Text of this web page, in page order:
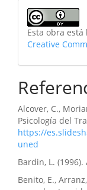
Esta obra
Creative
Alcover, C.,
Psicología del
https://
uned
Bardin, L.
Benito, E.,